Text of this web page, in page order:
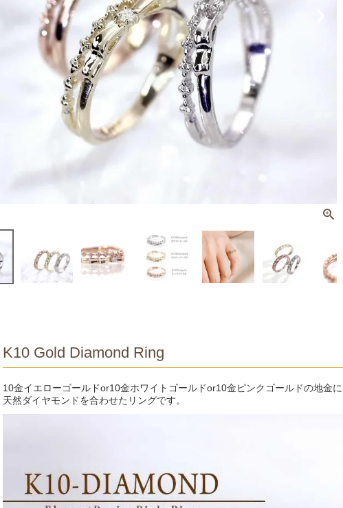
K10 Gold Diamond Ring
10金イエローゴールドor10金ホワイトゴールドor10金ピンクゴールドの地金
天然ダイヤモンドを合わせたリングです。